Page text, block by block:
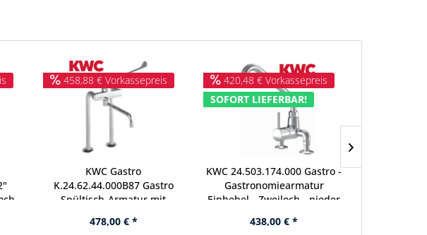
-
458,88 € Vorkassepreis
KWC Gastro
K.24.62.44.000B87 Gastro
Spültisch-Armatur mit
- Zweiloch
478,00 € *
420,48 € Vorkassepreis
SOFORT LIEFERBAR!
KWC 24.503.174.000 Gastro -
Gastronomiearmatur
Einhebel - Zweiloch - nieder
438,00 € *